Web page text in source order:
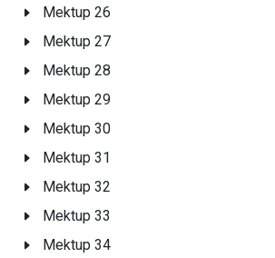
Mektup 26
Mektup 27
Mektup 28
Mektup 29
Mektup 30
Mektup 31
Mektup 32
Mektup 33
Mektup 34